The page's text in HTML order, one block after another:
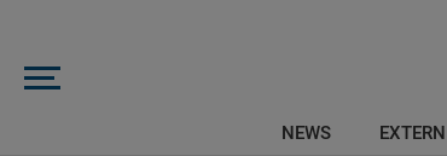
NEWS EXTERN